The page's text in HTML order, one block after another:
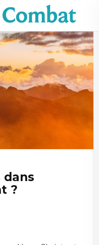
dans
?